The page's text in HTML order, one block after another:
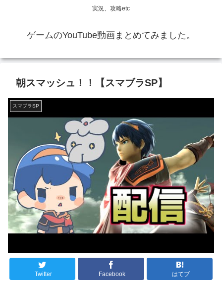
実況、攻略etc
ゲームのYouTube動画まとめてみました。
朝スマッシュ！！【スマブラSP】
スマブラSP
Twitter Facebook はてブ